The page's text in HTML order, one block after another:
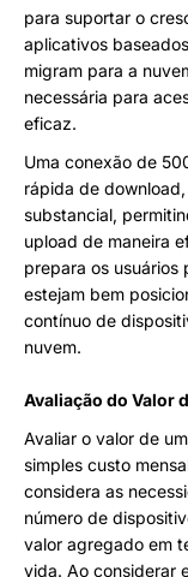
para suportar o
aplicativos
migram para a
necessária para
eficaz.
Uma conexão de
rápida de
substancial,
upload de maneira
prepara os usuários
estejam bem
contínuo de
nuvem.
Avaliação do Valor
Avaliar o valor de
simples custo
considera as
número de
valor agregado em
vida. Ao considerar